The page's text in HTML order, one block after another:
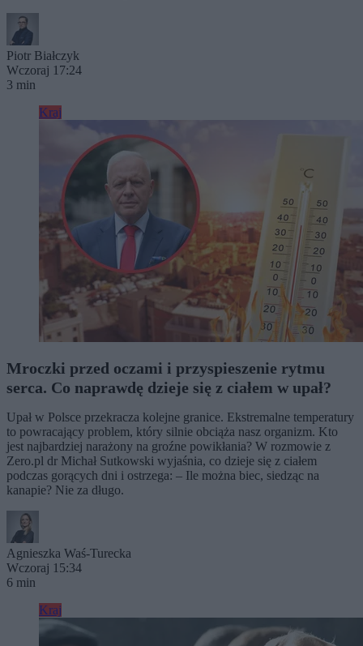
Piotr Białczyk
Wczoraj 17:24
3 min
Kraj
Mroczki przed oczami i przyspieszenie rytmu
serca. Co naprawdę dzieje się z ciałem w upał?
Upał w Polsce przekracza kolejne granice. Ekstremalne temperatury
to powracający problem, który silnie obciąża nasz organizm. Kto
jest najbardziej narażony na groźne powikłania? W rozmowie z
Zero.pl dr Michał Sutkowski wyjaśnia, co dzieje się z ciałem
podczas gorących dni i ostrzega: – Ile można biec, siedząc na
kanapie? Nie za długo.
Agnieszka Waś-Turecka
Wczoraj 15:34
6 min
Kraj